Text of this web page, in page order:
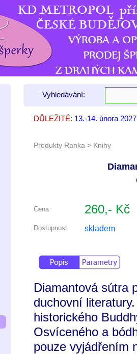
Vyhledávání:
DŮLEŽITÉ: 13.-14. února
7. - 8. listopadu
9. - 11. října 2026
Produkty Ranka > Knihy
Cena 260,- Kč
Dostupnost skladem
Diamantová sútra
duchovní
historického
Osvíceného a
pouze vyjádřením